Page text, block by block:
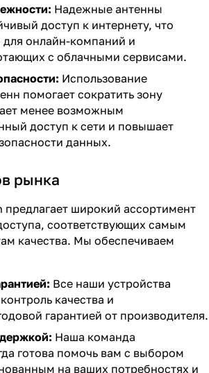
Надежные антенны
доступ к интернету, что
онлайн-компаний и
с облачными сервисами.
Использование
помогает сократить зону
менее возможным
доступ к сети и повышает
данных.
рынка
широкий ассортимент
соответствующих самым
качества. Мы обеспечиваем
Все наши устройства
качества и
гарантией от производителя.
Наша команда
готова помочь вам с выбором
на ваших потребностях и